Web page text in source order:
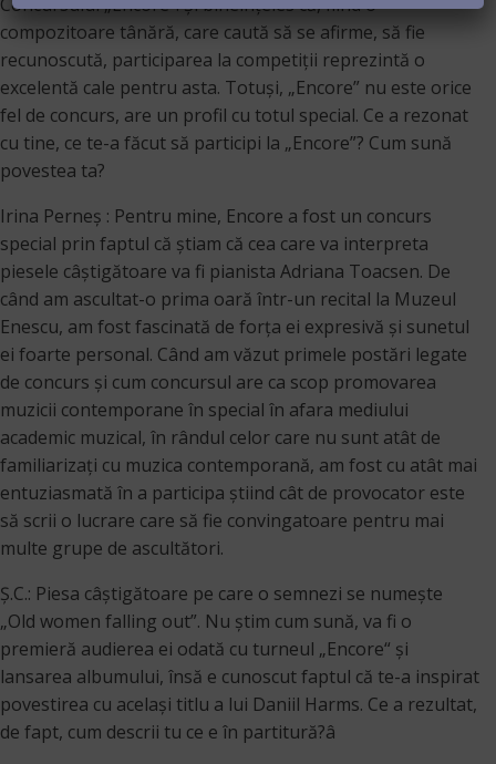
compozitoare tânără, care caută să se afirme, să fie
recunoscută, participarea la competiţii reprezintă o
excelentă cale pentru asta. Totuşi, „Encore” nu este orice
fel de concurs, are un profil cu totul special. Ce a rezonat
cu tine, ce te-a făcut să participi la „Encore”? Cum sună
povestea ta?
Irina Perneș : Pentru mine, Encore a fost un concurs
special prin faptul că știam că cea care va interpreta
piesele câștigătoare va fi pianista Adriana Toacsen. De
când am ascultat-o prima oară într-un recital la Muzeul
Enescu, am fost fascinată de forța ei expresivă și sunetul
ei foarte personal. Când am văzut primele postări legate
de concurs şi cum concursul are ca scop promovarea
muzicii contemporane în special în afara mediului
academic muzical, în rândul celor care nu sunt atât de
familiarizați cu muzica contemporană, am fost cu atât mai
entuziasmată în a participa știind cât de provocator este
să scrii o lucrare care să fie convingatoare pentru mai
multe grupe de ascultători.
Ș.C.: Piesa câştigătoare pe care o semnezi se numeşte
„Old women falling out”. Nu ştim cum sună, va fi o
premieră audierea ei odată cu turneul „Encore“ şi
lansarea albumului, însă e cunoscut faptul că te-a inspirat
povestirea cu acelaşi titlu a lui Daniil Harms. Ce a rezultat,
de fapt, cum descrii tu ce e în partitură?â